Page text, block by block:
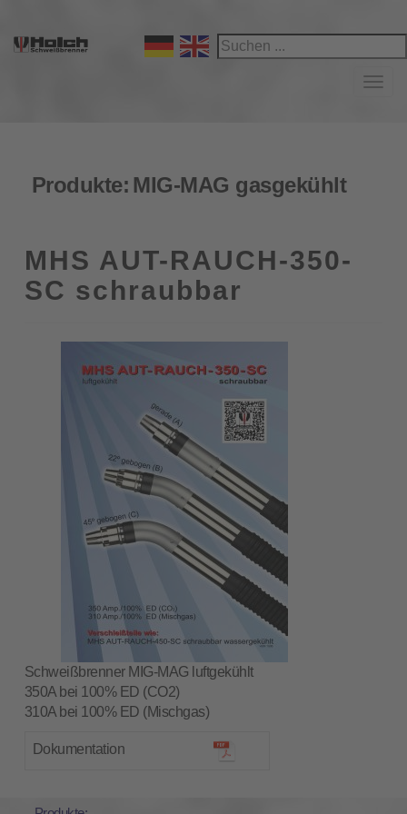
Produkte: MIG-MAG gasgekühlt
MHS AUT-RAUCH-350-
SC schraubbar
Schweißbrenner MIG-MAG luftgekühlt
350A bei 100% ED (CO2)
310A bei 100% ED (Mischgas)
Dokumentation